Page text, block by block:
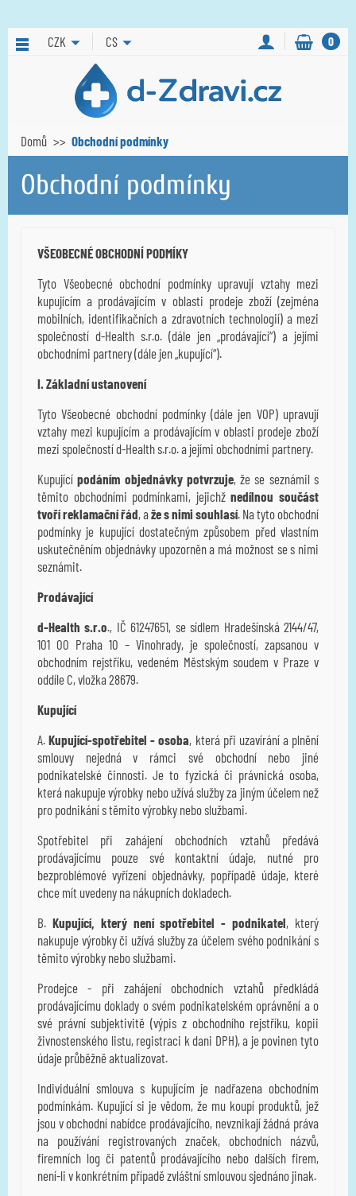
CZK CS 0
Domů Obchodní podmínky
Obchodní podmínky
VŠEOBECNÉ OBCHODNÍ PODMÍKY
Tyto Všeobecné obchodní podmínky upravují vztahy mezi
kupujícím a prodávajícím v oblasti prodeje zboží (zejména
mobilních, identifikačních a zdravotních technologií) a mezi
společností d-Health s.r.o. (dále jen „prodávající“) a jejími
obchodními partnery (dále jen „kupující“).
I. Základní ustanovení
Tyto Všeobecné obchodní podmínky (dále jen VOP) upravují
vztahy mezi kupujícím a prodávajícím v oblasti prodeje zboží
mezi společností d-Health s.r.o. a jejími obchodními partnery.
Kupujícípodáním objednávky potvrzuje, že se seznámil s
těmito obchodními podmínkami, jejichžnedílnou součást
tvoří reklamační řád, aže s nimi souhlasí. Na tyto obchodní
podmínky je kupující dostatečným způsobem před vlastním
uskutečněním objednávky upozorněn a má možnost se s nimi
seznámit.
Prodávající
d-Health s.r.o., IČ 61247651, se sídlem Hradešínská 2144/47,
101 00 Praha 10 – Vinohrady, je společností, zapsanou v
obchodním rejstříku, vedeném Městským soudem v Praze v
oddíle C, vložka 28679.
Kupující
A.Kupující-spotřebitel - osoba, která při uzavírání a plnění
smlouvy nejedná v rámci své obchodní nebo jiné
podnikatelské činnosti. Je to fyzická či právnická osoba,
která nakupuje výrobky nebo užívá služby za jiným účelem než
pro podnikání s těmito výrobky nebo službami.
Spotřebitel při zahájení obchodních vztahů předává
prodávajícímu pouze své kontaktní údaje, nutné pro
bezproblémové vyřízení objednávky, popřípadě údaje, které
chce mít uvedeny na nákupních dokladech.
B. Kupující, který není spotřebitel - podnikatel, který
nakupuje výrobky či užívá služby za účelem svého podnikání s
těmito výrobky nebo službami.
Prodejce - při zahájení obchodních vztahů předkládá
prodávajícímu doklady o svém podnikatelském oprávnění a o
své právní subjektivitě (výpis z obchodního rejstříku, kopii
živnostenského listu, registraci k dani DPH), a je povinen tyto
údaje průběžně aktualizovat.
Individuální smlouva s kupujícím je nadřazena obchodním
podmínkám. Kupující si je vědom, že mu koupí produktů, jež
jsou v obchodní nabídce prodávajícího, nevznikají žádná práva
na používání registrovaných značek, obchodních názvů,
firemních log či patentů prodávajícího nebo dalších firem,
není-li v konkrétním případě zvláštní smlouvou sjednáno jinak.